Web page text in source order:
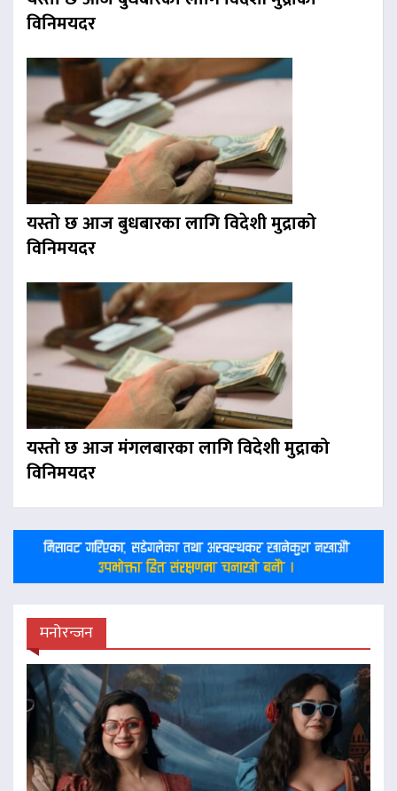
विनिमयदर
यस्तो छ आज बुधबारका लागि विदेशी मुद्राको
विनिमयदर
यस्तो छ आज मंगलबारका लागि विदेशी मुद्राको
विनिमयदर
मनोरन्जन